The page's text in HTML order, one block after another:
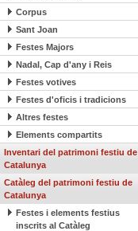
Corpus
Sant Joan
Festes Majors
Nadal, Cap d'any i Reis
Festes votives
Festes d'oficis i tradicions
Altres festes
Elements compartits
Inventari del patrimoni festiu de
Catalunya
Catàleg del patrimoni festiu de
Catalunya
Festes i elements festius
inscrits al Catàleg